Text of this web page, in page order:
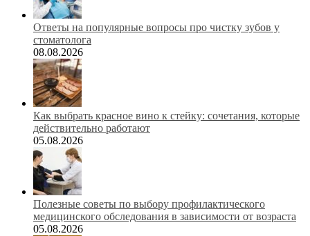
Ответы на популярные вопросы про чистку зубов у
стоматолога
08.08.2026
Как выбрать красное вино к стейку: сочетания, которые
действительно работают
05.08.2026
Полезные советы по выбору профилактического
медицинского обследования в зависимости от возраста
05.08.2026